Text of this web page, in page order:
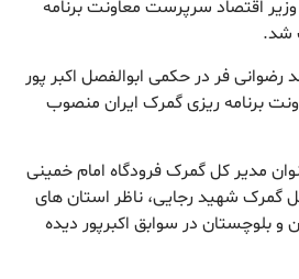
اقتصاد سرپرست معاونت برنامه
شد.
رضوانی فر در حکمی ابوالفصل اکبر پور
برنامه ریزی گمرک ایران منصوب
مدیر کل گمرک فرودگاه امام خمینی
گمرک شهید رجایی، ناظر استان های
بلوچستان در سوابق اکبرپور دیده